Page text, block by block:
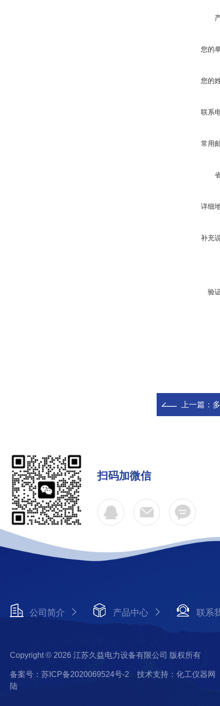
您的
您的
联系
常用
详细
补充
验
上一篇：
扫码加微信
公司简介 产品中心 联系
Copyright © 2026 江苏久益电力设备有限公司 版权所有
备案号：苏ICP备2020069524号-2
技术支持：化工仪器网
陆